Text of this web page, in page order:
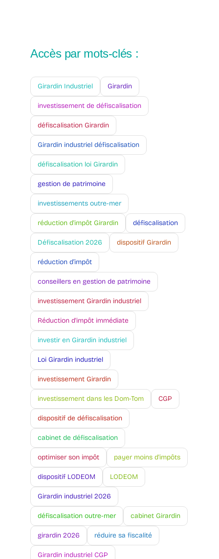
Accès par mots-clés :
Girardin Industriel Girardin
investissement de défiscalisation
défiscalisation Girardin
Girardin industriel défiscalisation
défiscalisation loi Girardin
gestion de patrimoine
investissements outre-mer
réduction d'impôt Girardin défiscalisation
Défiscalisation 2026 dispositif Girardin
réduction d’impôt
conseillers en gestion de patrimoine
investissement Girardin industriel
Réduction d'impôt immédiate
investir en Girardin industriel
Loi Girardin industriel
investissement Girardin
investissement dans les Dom-Tom CGP
dispositif de défiscalisation
cabinet de défiscalisation
optimiser son impôt payer moins d'impôts
dispositif LODEOM LODEOM
Girardin industriel 2026
défiscalisation outre-mer cabinet Girardin
girardin 2026 réduire sa fiscalité
Girardin industriel CGP